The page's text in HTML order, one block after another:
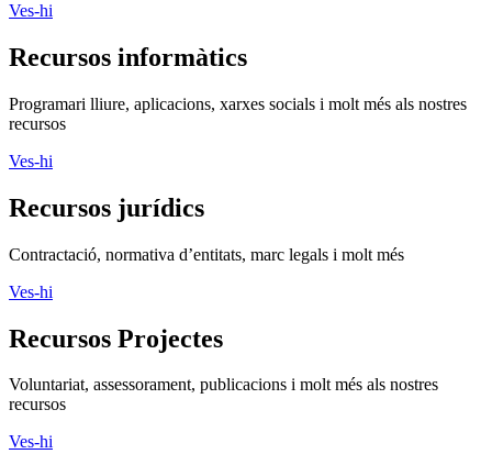
Ves-hi
Recursos informàtics
Programari lliure, aplicacions, xarxes socials i molt més als nostres
recursos
Ves-hi
Recursos jurídics
Contractació, normativa d’entitats, marc legals i molt més
Ves-hi
Recursos Projectes
Voluntariat, assessorament, publicacions i molt més als nostres
recursos
Ves-hi